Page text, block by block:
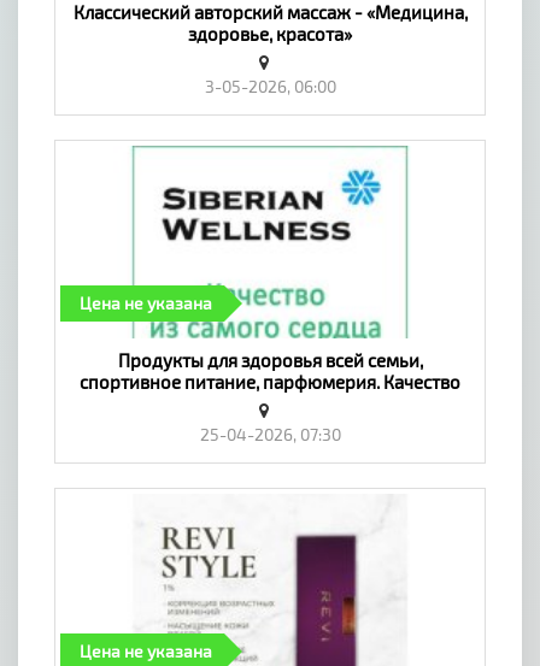
Классический авторский массаж - «Медицина,
здоровье, красота»
3-05-2026, 06:00
Цена не указана
​Продукты для здоровья всей семьи,
спортивное питание, парфюмерия. Качество
из самого сердца Сибири! - «Медицина,
здоровье, красота»
25-04-2026, 07:30
Цена не указана